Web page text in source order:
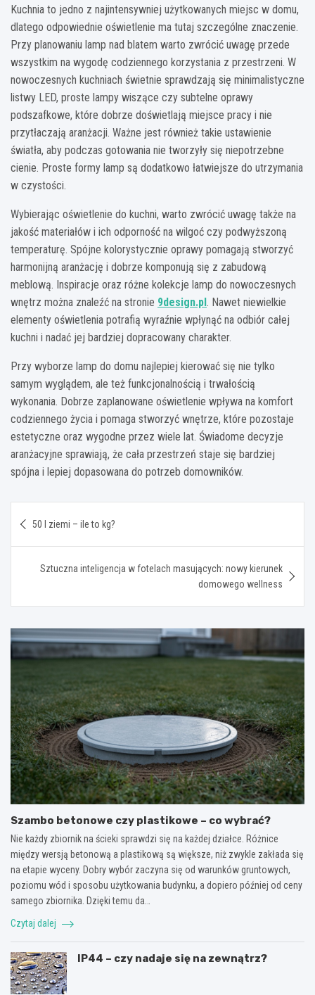
Kuchnia to jedno z najintensywniej użytkowanych miejsc w domu,
dlatego odpowiednie oświetlenie ma tutaj szczególne znaczenie.
Przy planowaniu lamp nad blatem warto zwrócić uwagę przede
wszystkim na wygodę codziennego korzystania z przestrzeni. W
nowoczesnych kuchniach świetnie sprawdzają się minimalistyczne
listwy LED, proste lampy wiszące czy subtelne oprawy
podszafkowe, które dobrze doświetlają miejsce pracy i nie
przytłaczają aranżacji. Ważne jest również takie ustawienie
światła, aby podczas gotowania nie tworzyły się niepotrzebne
cienie. Proste formy lamp są dodatkowo łatwiejsze do utrzymania
w czystości.
Wybierając oświetlenie do kuchni, warto zwrócić uwagę także na
jakość materiałów i ich odporność na wilgoć czy podwyższoną
temperaturę. Spójne kolorystycznie oprawy pomagają stworzyć
harmonijną aranżację i dobrze komponują się z zabudową
meblową. Inspiracje oraz różne kolekcje lamp do nowoczesnych
wnętrz można znaleźć na stronie 9design.pl. Nawet niewielkie
elementy oświetlenia potrafią wyraźnie wpłynąć na odbiór całej
kuchni i nadać jej bardziej dopracowany charakter.
Przy wyborze lamp do domu najlepiej kierować się nie tylko
samym wyglądem, ale też funkcjonalnością i trwałością
wykonania. Dobrze zaplanowane oświetlenie wpływa na komfort
codziennego życia i pomaga stworzyć wnętrze, które pozostaje
estetyczne oraz wygodne przez wiele lat. Świadome decyzje
aranżacyjne sprawiają, że cała przestrzeń staje się bardziej
spójna i lepiej dopasowana do potrzeb domowników.
wpisu
50 l ziemi – ile to kg?
Sztuczna inteligencja w fotelach masujących: nowy kierunek
domowego wellness
Szambo betonowe czy plastikowe – co wybrać?
Nie każdy zbiornik na ścieki sprawdzi się na każdej działce. Różnice
między wersją betonową a plastikową są większe, niż zwykle zakłada się
na etapie wyceny. Dobry wybór zaczyna się od warunków gruntowych,
poziomu wód i sposobu użytkowania budynku, a dopiero później od ceny
samego zbiornika. Dzięki temu da…
Czytaj dalej
IP44 – czy nadaje się na zewnątrz?